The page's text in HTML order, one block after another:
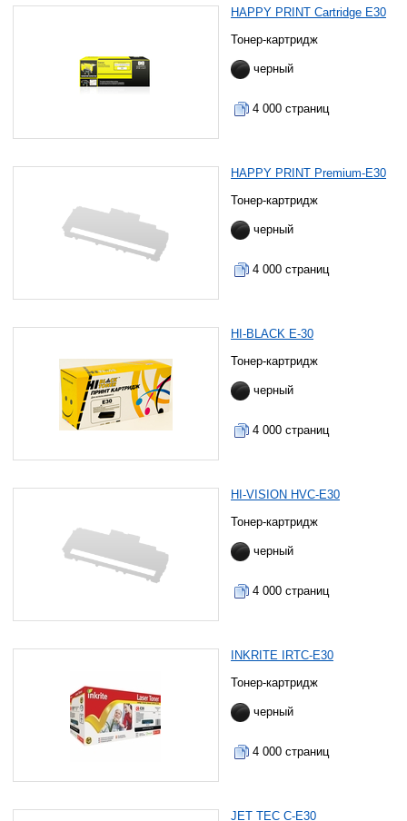
HAPPY PRINT Cartridge E30
Тонер-картридж
черный
4 000 страниц
HAPPY PRINT Premium-E30
Тонер-картридж
черный
4 000 страниц
HI-BLACK E-30
Тонер-картридж
черный
4 000 страниц
HI-VISION HVC-E30
Тонер-картридж
черный
4 000 страниц
INKRITE IRTC-E30
Тонер-картридж
черный
4 000 страниц
JET TEC C-E30